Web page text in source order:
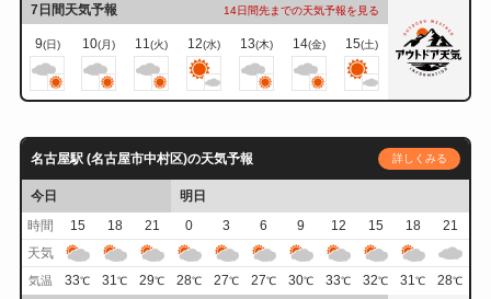
7日間天気予報 14日間先までの天気予報を見る
9(日) 10(月) 11(火) 12(水) 13(木) 14(金) 15(土)
名古屋駅 (名古屋市中村区)の天気予報 詳しくみる
今日
明日
時間
15 18 21 0 3 6 9 12 15 18
21
天気
気温 33℃ 31℃ 29℃ 28℃ 27℃ 27℃ 30℃ 33℃ 32℃ 31℃ 28℃